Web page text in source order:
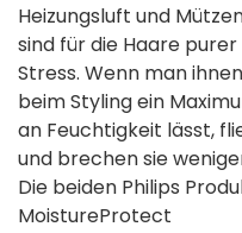
Heizungsluft und
sind für die Haare purer
Stress. Wenn man ihnen
beim Styling ein
an Feuchtigkeit lässt,
und brechen sie
Die beiden Philips
MoistureProtect